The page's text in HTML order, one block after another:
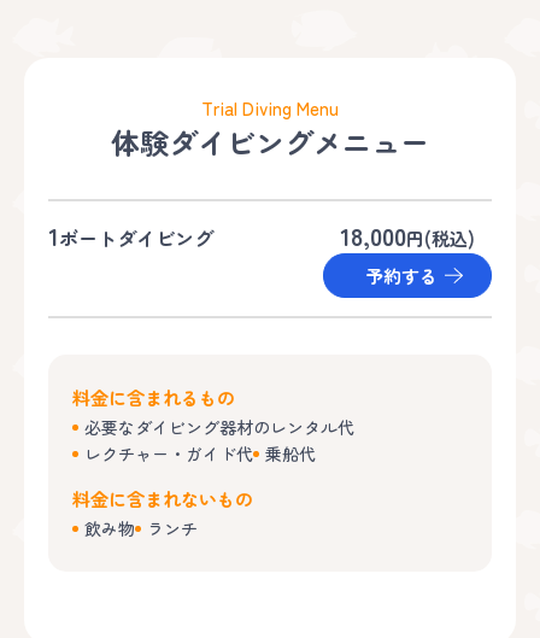
Trial Diving Menu
体験ダイビングメニュー
1ボートダイビング 18,000円(税込)
予約する
料金に含まれるもの
必要なダイビング器材のレンタル代
レクチャー・ガイド代 乗船代
料金に含まれないもの
飲み物 ランチ